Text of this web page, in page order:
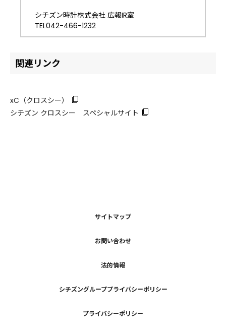
シチズン時計株式会社 広報IR室
TEL042-466-1232
関連リンク
xC（クロスシー）
シチズン クロスシー スペシャルサイト
サイトマップ
お問い合わせ
法的情報
シチズングループプライバシーポリシー
プライバシーポリシー